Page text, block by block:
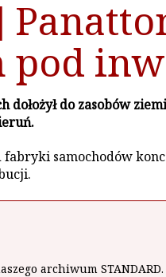
pod
dołożył do zasobów
samochodów
archiwum STANDARD.